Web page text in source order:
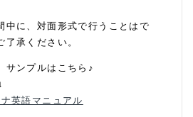
中に、対面形式で行うことはで
了承ください。
サンプルはこちら♪